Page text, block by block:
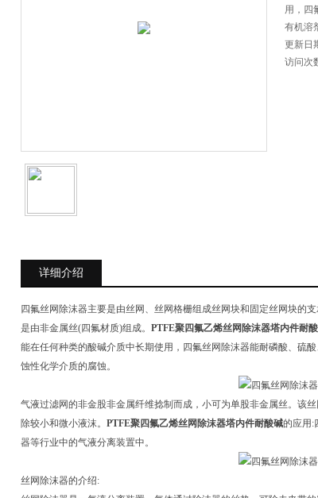
用，四
有机溶
更新日
访问次
详细介绍
四氟丝网除沫器主要是由丝网、丝网格栅组成丝网块和固定丝网块的
是由非金属丝(四氟材质)组成。 PTFE聚四氟乙烯丝网除沫器塔内件耐
能在任何种类的酸碱介质中长期使用，四氟丝网除沫器能耐磷酸、硫
蚀性化学介质的腐蚀。
气液过滤网的非金股非金属纤维捻制而成，小可为单股非金属丝。该
除较小和微小液沫。 PTFE聚四氟乙烯丝网除沫器塔内件耐酸碱的应用:
器等行业中的气液分离装置中。
丝网除沫器的介绍: